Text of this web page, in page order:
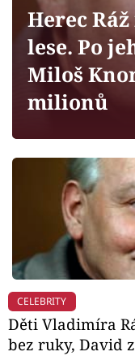
Sledujte
Filmový
Mámy sobě
Přihlášení
Sledujte nás
Herec
lese. Po
Miloš
milionů
CELEBRITY
Děti Vladimíra
bez ruky, David